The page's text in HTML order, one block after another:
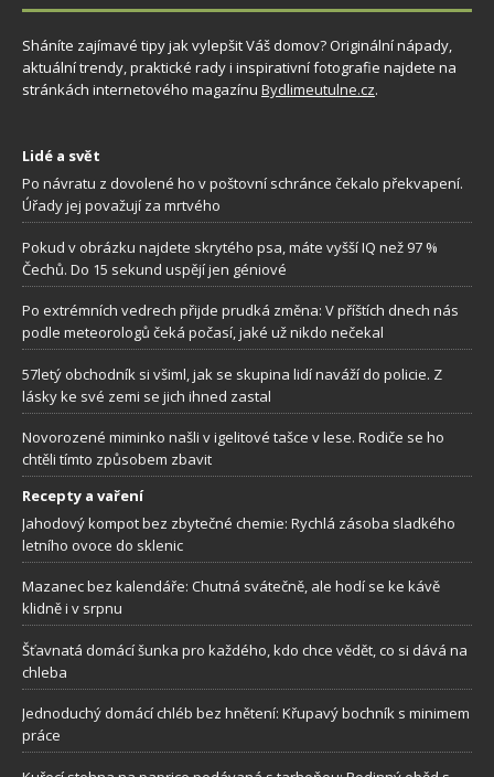
Sháníte zajímavé tipy jak vylepšit Váš domov? Originální nápady,
aktuální trendy, praktické rady i inspirativní fotografie najdete na
stránkách internetového magazínu Bydlimeutulne.cz.
Lidé a svět
Po návratu z dovolené ho v poštovní schránce čekalo překvapení.
Úřady jej považují za mrtvého
Pokud v obrázku najdete skrytého psa, máte vyšší IQ než 97 %
Čechů. Do 15 sekund uspějí jen géniové
Po extrémních vedrech přijde prudká změna: V příštích dnech nás
podle meteorologů čeká počasí, jaké už nikdo nečekal
57letý obchodník si všiml, jak se skupina lidí naváží do policie. Z
lásky ke své zemi se jich ihned zastal
Novorozené miminko našli v igelitové tašce v lese. Rodiče se ho
chtěli tímto způsobem zbavit
Recepty a vaření
Jahodový kompot bez zbytečné chemie: Rychlá zásoba sladkého
letního ovoce do sklenic
Mazanec bez kalendáře: Chutná svátečně, ale hodí se ke kávě
klidně i v srpnu
Šťavnatá domácí šunka pro každého, kdo chce vědět, co si dává na
chleba
Jednoduchý domácí chléb bez hnětení: Křupavý bochník s minimem
práce